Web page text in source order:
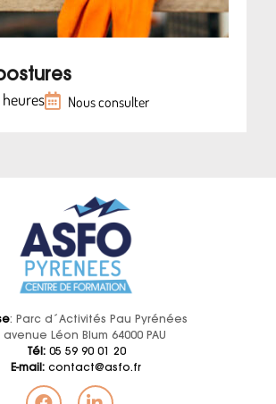
heures Nous consulter
: Parc d´Activités Pau Pyrénées
avenue Léon Blum 64000 PAU
Tél:05 59 90 01 20
E-mail: contact@asfo.fr